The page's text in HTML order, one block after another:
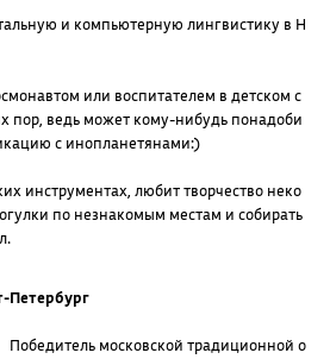
и компьютерную лингвистику в Н
или воспитателем в детском с
пор, ведь может кому-нибудь понадоби
с инопланетянами:)
инструментах, любит творчество неко
по незнакомым местам и собирать
Петербург
Победитель московской традиционной о